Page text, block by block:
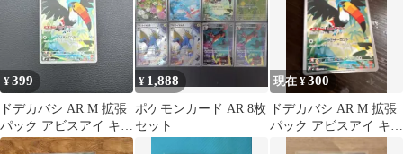
¥399
ドデカバシ AR M 拡張
パック アビスアイ キラ
092/081
¥ 1,888
ポケモンカード AR 8枚
セット
現在 ¥300
ドデカバシ AR M 拡張
パック アビスアイ キラ